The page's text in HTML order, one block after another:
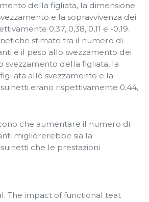
della figliata, la dimensione
e la sopravvivenza dei
0,37, 0,38, 0,11 e -0,19.
stimate tra il numero di
e il peso allo svezzamento dei
svezzamento della figliata, la
allo svezzamento e la
erano rispettivamente 0,44,
che aumentare il numero di
migliorerebbe sia la
che le prestazioni
The impact of functional teat